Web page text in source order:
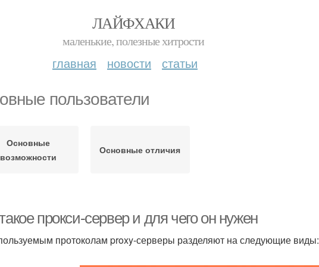
ЛАЙФХАКИ
маленькие, полезные хитрости
главная новости статьи
пользователи
Основные
возможности
Основные отличия
прокси-сервер и для чего он нужен
протоколам proxy-серверы разделяют на следующие виды: